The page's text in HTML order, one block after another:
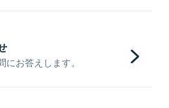
お答えします。